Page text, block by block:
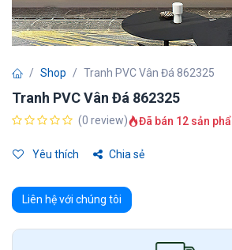
Shop Tranh PVC Vân Đá 862325
Tranh PVC Vân Đá 862325
(0 review) Đã bán 12 sản
Yêu thích Chia sẻ
Liên hệ với chúng tôi